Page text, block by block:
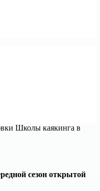
Школы каякинга в
сезон открытой